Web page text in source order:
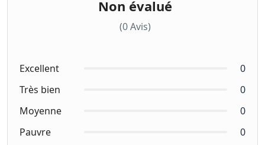
Non évalué
(0 Avis)
Excellent
0
Très bien
0
Moyenne
0
Pauvre
0